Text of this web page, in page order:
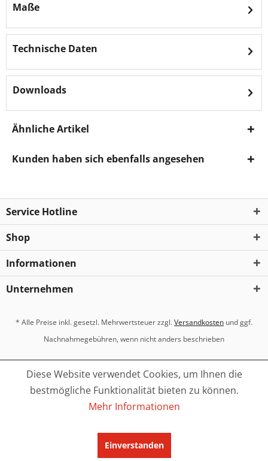
Maße
Technische Daten
Downloads
Ähnliche Artikel
Kunden haben sich ebenfalls angesehen
Service Hotline
Shop
Informationen
Unternehmen
* Alle Preise inkl. gesetzl. Mehrwertsteuer zzgl.Versandkosten und ggf.
Nachnahmegebühren, wenn nicht anders beschrieben
Diese Website verwendet Cookies, um Ihnen die
bestmögliche Funktionalität bieten zu können.
Mehr Informationen
Einverstanden